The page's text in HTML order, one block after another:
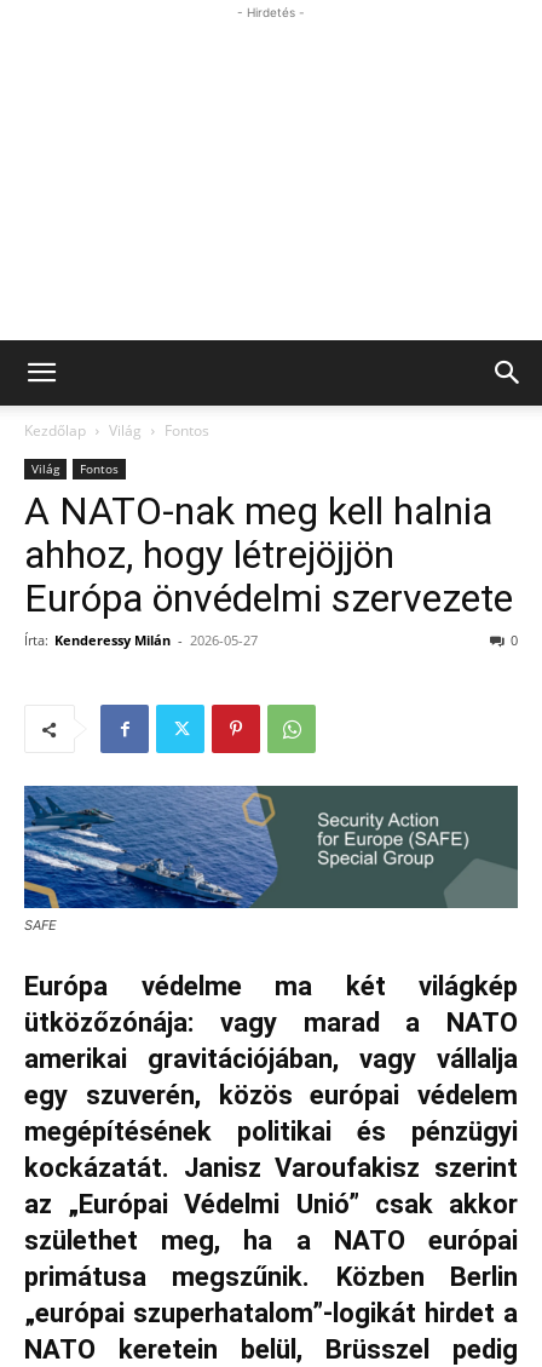
- Hirdetés -
Kezdőlap Világ Fontos
Világ Fontos
A NATO-nak meg kell halnia
ahhoz, hogy létrejöjjön
Európa önvédelmi szervezete
Írta: Kenderessy Milán - 2026-05-27 0
SAFE
Európa védelme ma két világkép
ütközőzónája: vagy marad a NATO
amerikai gravitációjában, vagy vállalja
egy szuverén, közös európai védelem
megépítésének politikai és pénzügyi
kockázatát. Janisz Varoufakisz szerint
az „Európai Védelmi Unió” csak akkor
születhet meg, ha a NATO európai
primátusa megszűnik. Közben Berlin
„európai szuperhatalom”‑logikát hirdet a
NATO keretein belül, Brüsszel pedig